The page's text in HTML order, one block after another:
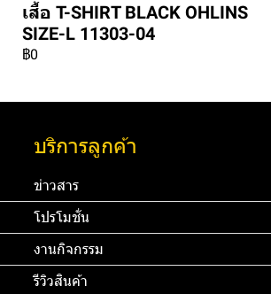
เสื้อ T-SHIRT BLACK OHLINS
SIZE-L 11303-04
฿0
บริการลูกค้า
ข่าวสาร
โปรโมชั่น
งานกิจกรรม
รีวิวสินค้า